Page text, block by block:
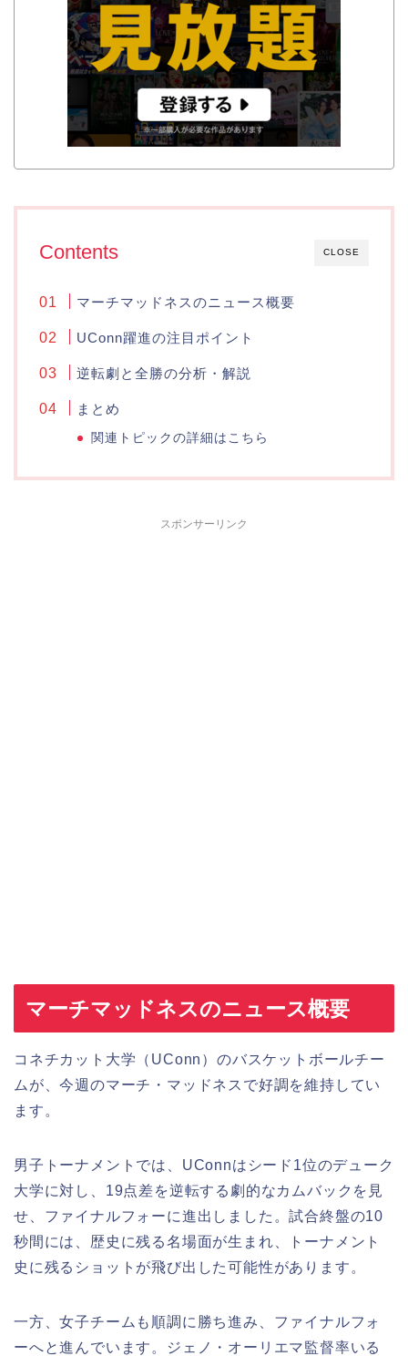
CLOSE
Contents
マーチマッドネスのニュース概要
UConn躍進の注目ポイント
逆転劇と全勝の分析・解説
まとめ
関連トピックの詳細はこちら
スポンサーリンク
マーチマッドネスのニュース概要
コネチカット大学（UConn）のバスケットボールチー
ムが、今週のマーチ・マッドネスで好調を維持してい
ます。
男子トーナメントでは、UConnはシード1位のデューク
大学に対し、19点差を逆転する劇的なカムバックを見
せ、ファイナルフォーに進出しました。試合終盤の10
秒間には、歴史に残る名場面が生まれ、トーナメント
史に残るショットが飛び出した可能性があります。
一方、女子チームも順調に勝ち進み、ファイナルフォ
ーへと進んでいます。ジェノ・オーリエマ監督率いる